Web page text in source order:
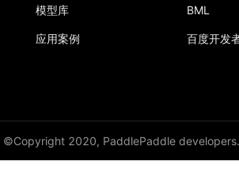
模型库
应用案例
BML
百度开发
©Copyright 2020, PaddlePaddle developers.